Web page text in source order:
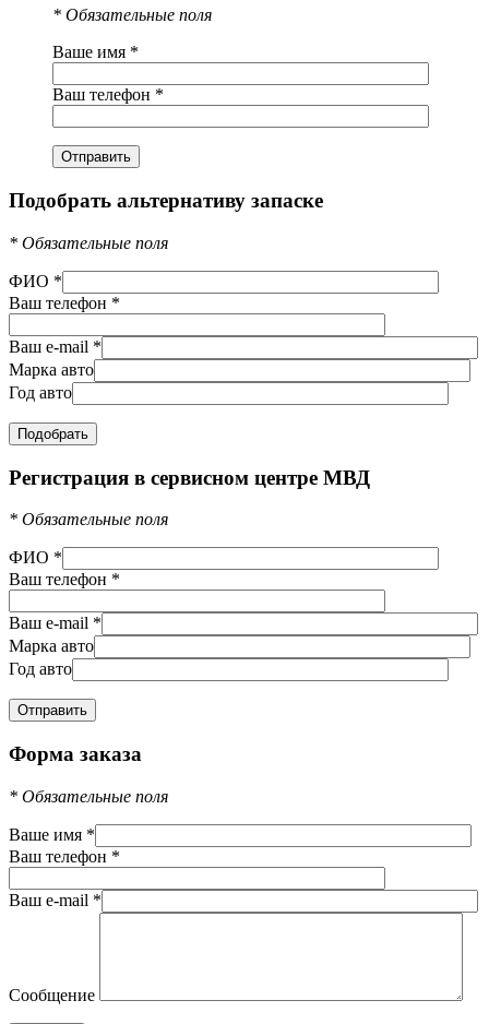
* Обязательные поля
Ваше имя *
Ваш телефон *
Подобрать альтернативу запаске
* Обязательные поля
ФИО *
Ваш телефон *
Ваш e-mail *
Марка авто
Год авто
Регистрация в сервисном центре МВД
* Обязательные поля
ФИО *
Ваш телефон *
Ваш e-mail *
Марка авто
Год авто
Форма заказа
* Обязательные поля
Ваше имя *
Ваш телефон *
Ваш e-mail *
Сообщение